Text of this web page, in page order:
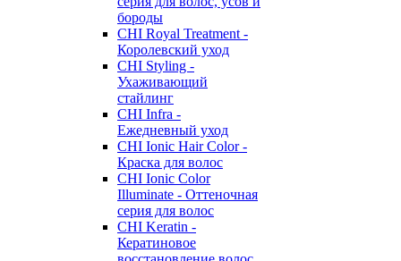
бороды
CHI Royal Treatment -
Королевский уход
CHI Styling -
Ухаживающий
стайлинг
CHI Infra -
Ежедневный уход
CHI Ionic Hair Color -
Краска для волос
CHI Ionic Color
Illuminate - Оттеночная
серия для волос
CHI Keratin -
Кератиновое